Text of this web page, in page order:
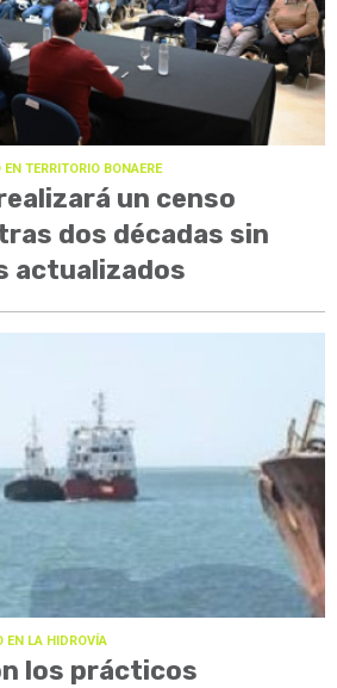
TERRITORIO BONAERE
un censo
dos décadas sin
actualizados
EN LA HIDROVÍA
los prácticos